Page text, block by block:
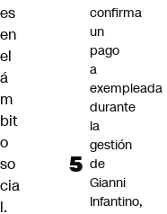
es
en
el
á
m
bit
o
so
cia
l.
confirma
un
pago
a
exempleada
durante
la
gestión
de
Gianni
Infantino,